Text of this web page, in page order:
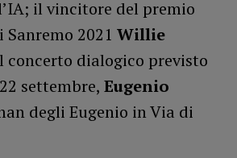
il vincitore del premio
2021 Willie
concerto dialogico previsto
settembre, Eugenio
degli Eugenio in Via di